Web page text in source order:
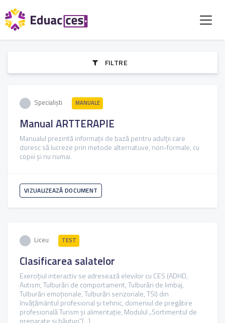
FILTRE
Specialiști MANUALE
Manual ARTTERAPIE
Manualul prezintă informații de bază pentru adulții care
doresc să lucreze prin metode alternatuve, non-formale, cu
copiii și nu numai.
VIZUALIZEAZĂ DOCUMENT
Liceu TEST
Clasificarea salatelor
Exercițiul interactiv se adresează elevilor cu CES (ADHD,
Autism, Tulburări de comportament, Tulburări de limbaj,
Tulburări emoționale, Tulburări senzoriale, TSI) din
învățământul profesional și tehnic, domeniul de pregătire
profesională Turism și alimentație, Modulul „Sortimentul de
preparate şi băuturi”[...]